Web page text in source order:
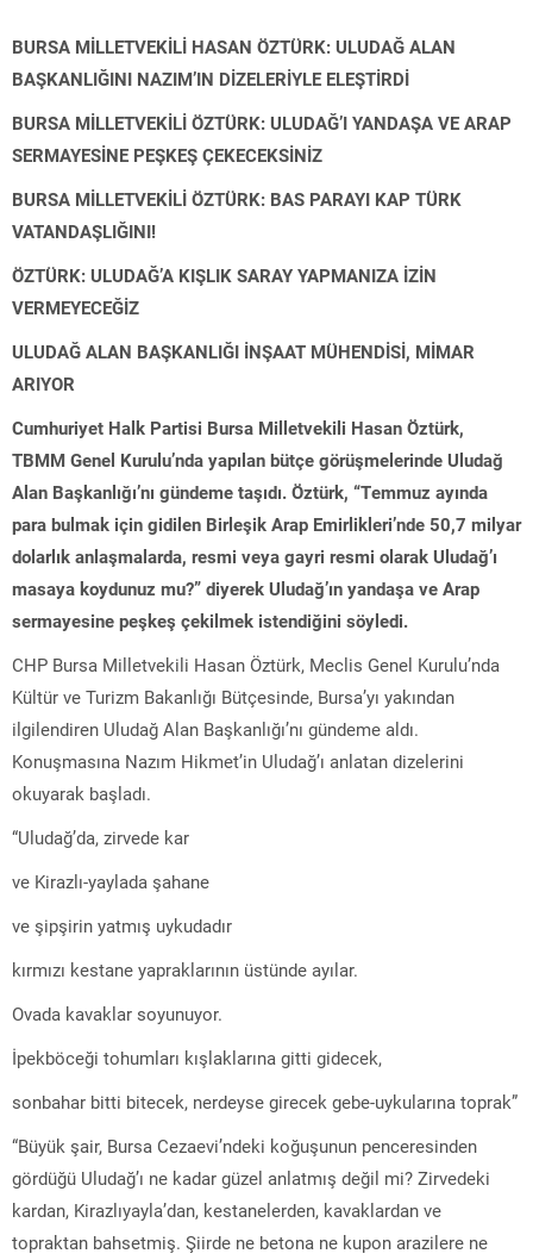
BURSA MİLLETVEKİLİ HASAN ÖZTÜRK: ULUDAĞ ALAN
BAŞKANLIĞINI NAZIM’IN DİZELERİYLE ELEŞTİRDİ
BURSA MİLLETVEKİLİ ÖZTÜRK: ULUDAĞ’I YANDAŞA VE ARAP
SERMAYESİNE PEŞKEŞ ÇEKECEKSİNİZ
BURSA MİLLETVEKİLİ ÖZTÜRK: BAS PARAYI KAP TÜRK
VATANDAŞLIĞINI!
ÖZTÜRK: ULUDAĞ’A KIŞLIK SARAY YAPMANIZA İZİN
VERMEYECEĞİZ
ULUDAĞ ALAN BAŞKANLIĞI İNŞAAT MÜHENDİSİ, MİMAR
ARIYOR
Cumhuriyet Halk Partisi Bursa Milletvekili Hasan Öztürk,
TBMM Genel Kurulu’nda yapılan bütçe görüşmelerinde Uludağ
Alan Başkanlığı’nı gündeme taşıdı. Öztürk, “Temmuz ayında
para bulmak için gidilen Birleşik Arap Emirlikleri’nde 50,7 milyar
dolarlık anlaşmalarda, resmi veya gayri resmi olarak Uludağ’ı
masaya koydunuz mu?” diyerek Uludağ’ın yandaşa ve Arap
sermayesine peşkeş çekilmek istendiğini söyledi.
CHP Bursa Milletvekili Hasan Öztürk, Meclis Genel Kurulu’nda
Kültür ve Turizm Bakanlığı Bütçesinde, Bursa’yı yakından
ilgilendiren Uludağ Alan Başkanlığı’nı gündeme aldı.
Konuşmasına Nazım Hikmet’in Uludağ’ı anlatan dizelerini
okuyarak başladı.
“Uludağ’da, zirvede kar
ve Kirazlı-yaylada şahane
ve şipşirin yatmış uykudadır
kırmızı kestane yapraklarının üstünde ayılar.
Ovada kavaklar soyunuyor.
İpekböceği tohumları kışlaklarına gitti gidecek,
sonbahar bitti bitecek, nerdeyse girecek gebe-uykularına toprak”
“Büyük şair, Bursa Cezaevi’ndeki koğuşunun penceresinden
gördüğü Uludağ’ı ne kadar güzel anlatmış değil mi? Zirvedeki
kardan, Kirazlıyayla’dan, kestanelerden, kavaklardan ve
topraktan bahsetmiş. Şiirde ne betona ne kupon arazilere ne